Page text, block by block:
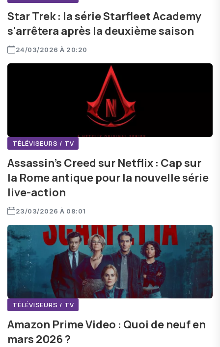
Star Trek : la série Starfleet Academy
s'arrêtera après la deuxième saison
24/03/2026 À 20:20
TÉLÉVISEURS / TV
Assassin’s Creed sur Netflix : Cap sur
la Rome antique pour la nouvelle série
live-action
23/03/2026 À 08:01
TÉLÉVISEURS / TV
Amazon Prime Video : Quoi de neuf en
mars 2026 ?